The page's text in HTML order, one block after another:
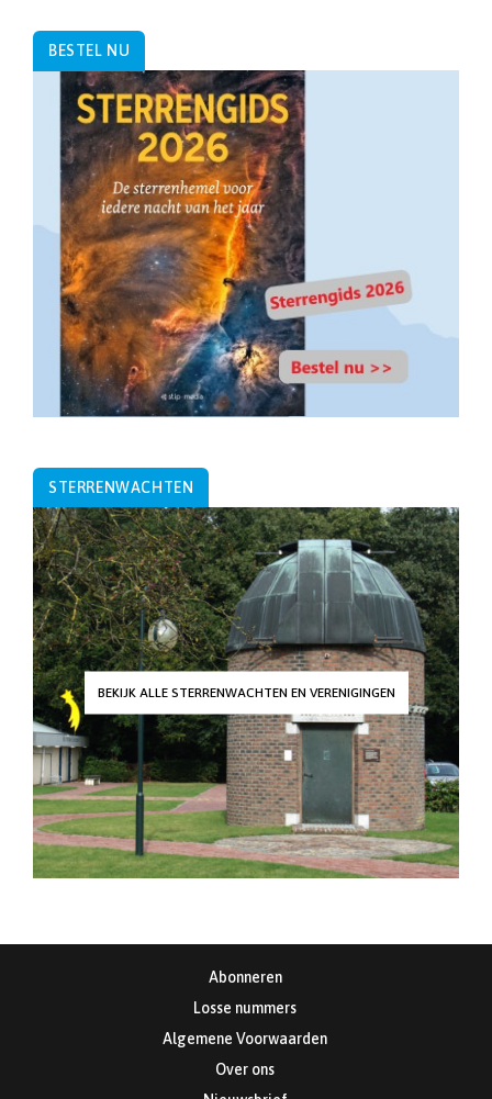
BESTEL NU
STERRENWACHTEN
BEKIJK ALLE STERRENWACHTEN EN VERENIGINGEN
Abonneren
Losse nummers
Algemene Voorwaarden
Over ons